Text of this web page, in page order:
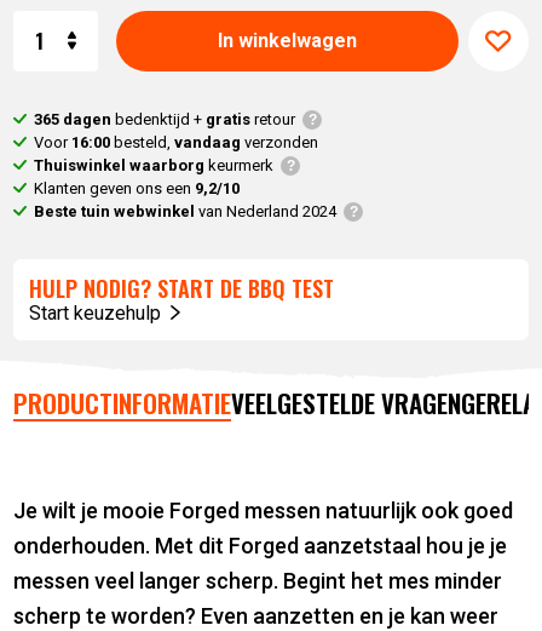
In winkelwagen
365 dagen bedenktijd + gratisretour
Voor 16:00 besteld,vandaag verzonden
Thuiswinkel waarborg keurmerk
Klanten geven ons een 9,2/10
Beste tuin webwinkel van Nederland 2024
HULP NODIG? START DE BBQ TEST
Start keuzehulp
PRODUCTINFORMATIEVEELGESTELDE VRAGEN
Je wilt je mooie Forged messen natuurlijk ook goed
onderhouden. Met dit Forged aanzetstaal hou je je
messen veel langer scherp. Begint het mes minder
scherp te worden? Even aanzetten en je kan weer